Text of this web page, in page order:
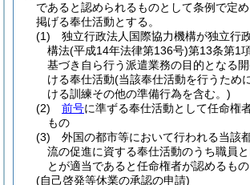
であると認められるものとして条例で定
掲げる奉仕活動とする。
(1)
独立行政法人国際協力機構が独立行
構法(平成14年法律第136号)第13条第1
基づき自ら行う派遣業務の目的となる
ける奉仕活動(当該奉仕活動を行うため
ける訓練その他の準備行為を含む。)
(2)
前号に準ずる奉仕活動として任命権
もの
(3)
外国の都市等において行われる当該
流の促進に資する奉仕活動のうち職員
とが適当であると任命権者が認めるもの
(自己啓発等休業の承認の申請)